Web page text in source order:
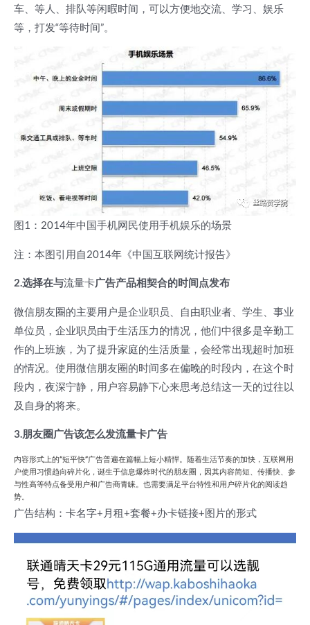
车、等人、排队等闲暇时间，可以方便地交流、学习、娱乐
等，打发“等待时间”。
图1：2014年中国手机网民使用手机娱乐的场景
注：本图引用自2014年《中国互联网统计报告》
2.选择在与流量卡广告产品相契合的时间点发布
微信朋友圈的主要用户是企业职员、自由职业者、学生、事业
单位员，企业职员由于生活压力的情况，他们中很多是辛勤工
作的上班族，为了提升家庭的生活质量，会经常出现超时加班
的情况。使用微信朋友圈的时间多在偏晚的时段内，在这个时
段内，夜深宁静，用户容易静下心来思考总结这一天的过往以
及自身的将来。
3.朋友圈广告该怎么发流量卡广告
内容形式上的“短平快”广告普遍在篇幅上短小精悍。随着生活节奏的加快，互联网用
户使用习惯趋向碎片化，诞生于信息爆炸时代的朋友圈，因其内容简短、传播快、参
与性高等特点备受用户和广告商青睐。也需要满足平台特性和用户碎片化的阅读趋
势。
广告结构：卡名字+月租+套餐+办卡链接+图片的形式